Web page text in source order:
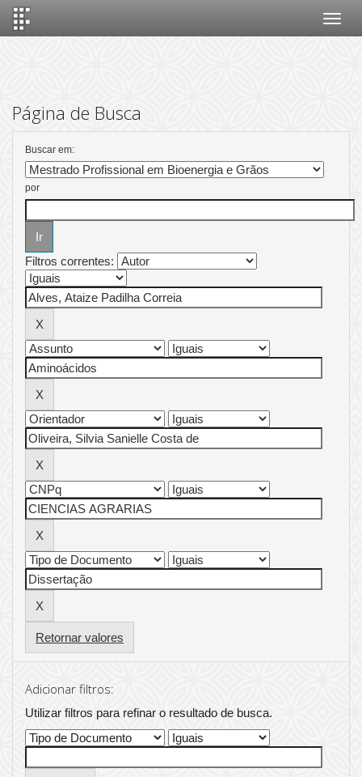
Página de Busca
Buscar em:
por
Filtros correntes:
Retornar valores
Adicionar filtros:
Utilizar filtros para refinar o resultado de busca.